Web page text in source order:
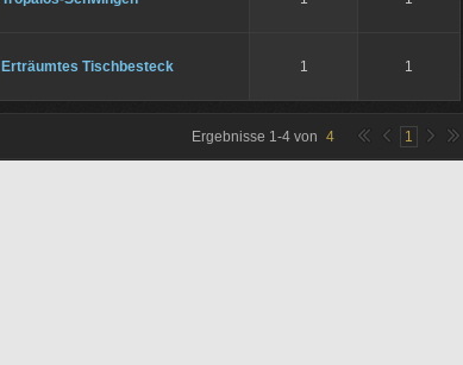
Erträumtes Tischbesteck 1 1
Ergebnisse 1-4 von 4 1